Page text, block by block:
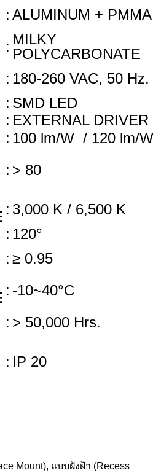
: ALUMINUM + PMMA
: MILKY
POLYCARBONATE
: 180-260 VAC, 50 Hz.
: SMD LED
: EXTERNAL DRIVER
: 100 lm/W / 120 lm/W
: > 80
: 3,000 K / 6,500 K
: 120°
: ≥ 0.95
: -10~40°C
: > 50,000 Hrs.
: IP 20
Mount), แบบฝังฝ้า (Recess